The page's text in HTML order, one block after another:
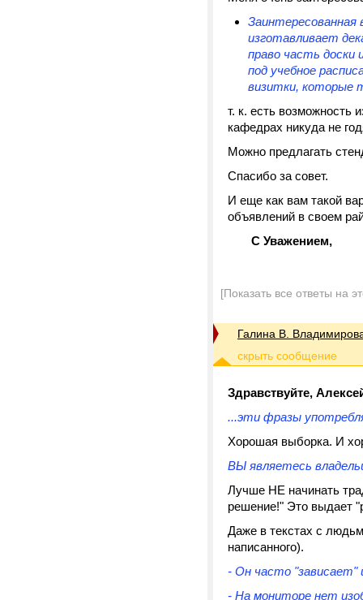
Заинтересованная
изготавливает
право часть доски
под учебное
визитки, которые
т. к. есть возможность
кафедрах никуда не
Можно предлагать
Спасибо за совет.
И еще как вам такой
объявлений в своем
С Уважением,
[Показать все ответы на
Галина В.
Здравствуйте,
...эти фразы
Хорошая выборка. И
ВЫ являетесь
Лучше НЕ начинать
решение!" Это выдает
Даже в текстах с
написанного).
- Он часто
- На мониторе нет